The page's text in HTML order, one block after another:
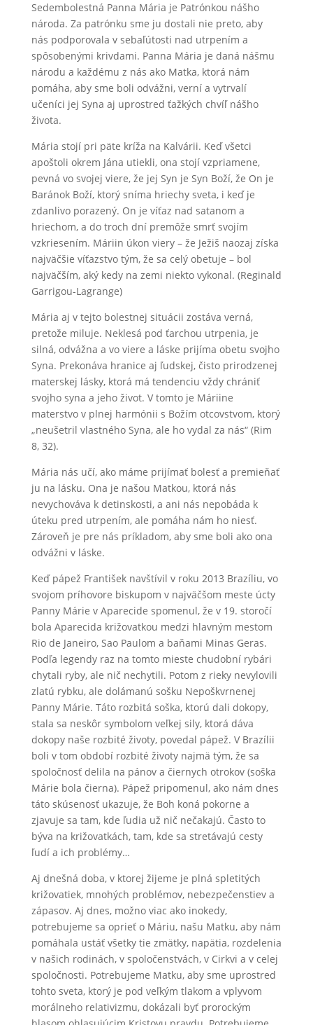
Sedembolestná Panna Mária je Patrónkou nášho
národa. Za patrónku sme ju dostali nie preto, aby
nás podporovala v sebaľútosti nad utrpením a
spôsobenými krivdami. Panna Mária je daná nášmu
národu a každému z nás ako Matka, ktorá nám
pomáha, aby sme boli odvážni, verní a vytrvalí
učeníci jej Syna aj uprostred ťažkých chvíľ nášho
života.
Mária stojí pri päte kríža na Kalvárii. Keď všetci
apoštoli okrem Jána utiekli, ona stojí vzpriamene,
pevná vo svojej viere, že jej Syn je Syn Boží, že On je
Baránok Boží, ktorý sníma hriechy sveta, i keď je
zdanlivo porazený. On je víťaz nad satanom a
hriechom, a do troch dní premôže smrť svojím
vzkriesením. Máriin úkon viery – že Ježiš naozaj získa
najväčšie víťazstvo tým, že sa celý obetuje – bol
najväčším, aký kedy na zemi niekto vykonal. (Reginald
Garrigou-Lagrange)
Mária aj v tejto bolestnej situácii zostáva verná,
pretože miluje. Neklesá pod ťarchou utrpenia, je
silná, odvážna a vo viere a láske prijíma obetu svojho
Syna. Prekonáva hranice aj ľudskej, čisto prirodzenej
materskej lásky, ktorá má tendenciu vždy chrániť
svojho syna a jeho život. V tomto je Máriine
materstvo v plnej harmónii s Božím otcovstvom, ktorý
„neušetril vlastného Syna, ale ho vydal za nás“ (Rim
8, 32).
Mária nás učí, ako máme prijímať bolesť a premieňať
ju na lásku. Ona je našou Matkou, ktorá nás
nevychováva k detinskosti, a ani nás nepobáda k
úteku pred utrpením, ale pomáha nám ho niesť.
Zároveň je pre nás príkladom, aby sme boli ako ona
odvážni v láske.
Keď pápež František navštívil v roku 2013 Brazíliu, vo
svojom príhovore biskupom v najväčšom meste úcty
Panny Márie v Aparecide spomenul, že v 19. storočí
bola Aparecida križovatkou medzi hlavným mestom
Rio de Janeiro, Sao Paulom a baňami Minas Geras.
Podľa legendy raz na tomto mieste chudobní rybári
chytali ryby, ale nič nechytili. Potom z rieky nevylovili
zlatú rybku, ale dolámanú sošku Nepoškvrnenej
Panny Márie. Táto rozbitá soška, ktorú dali dokopy,
stala sa neskôr symbolom veľkej sily, ktorá dáva
dokopy naše rozbité životy, povedal pápež. V Brazílii
boli v tom období rozbité životy najmä tým, že sa
spoločnosť delila na pánov a čiernych otrokov (soška
Márie bola čierna). Pápež pripomenul, ako nám dnes
táto skúsenosť ukazuje, že Boh koná pokorne a
zjavuje sa tam, kde ľudia už nič nečakajú. Často to
býva na križovatkách, tam, kde sa stretávajú cesty
ľudí a ich problémy…
Aj dnešná doba, v ktorej žijeme je plná spletitých
križovatiek, mnohých problémov, nebezpečenstiev a
zápasov. Aj dnes, možno viac ako inokedy,
potrebujeme sa oprieť o Máriu, našu Matku, aby nám
pomáhala ustáť všetky tie zmätky, napätia, rozdelenia
v našich rodinách, v spoločenstvách, v Cirkvi a v celej
spoločnosti. Potrebujeme Matku, aby sme uprostred
tohto sveta, ktorý je pod veľkým tlakom a vplyvom
morálneho relativizmu, dokázali byť prorockým